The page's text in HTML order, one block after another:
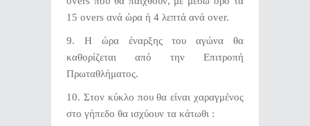
15 overs ανά ώρα ή 4 λεπτά ανά over.
9. Η ώρα έναρξης του αγώνα θα
καθορίζεται από την Επιτροπή
Πρωταθλήματος.
10. Στον κύκλο που θα είναι χαραγμένος
στο γήπεδο θα ισχύουν τα κάτωθι :